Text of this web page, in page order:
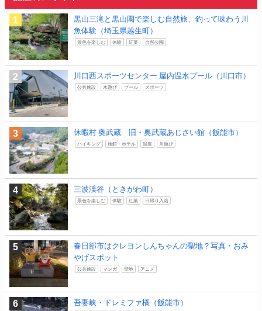
黒山三滝と黒山園で楽しむ自然旅、釣って味わう川
魚体験（埼玉県越生町）
景色を楽しむ 体験 紅葉 自然公園
川口西スポーツセンター 屋内温水プール（川口市）
公共施設 水遊び プール スポーツ
休暇村 奥武蔵 旧・奥武蔵あじさい館（飯能市）
ハイキング 旅館・ホテル 温泉 川遊び
三波渓谷（ときがわ町）
景色を楽しむ 体験 紅葉 日帰り入浴
春日部市はクレヨンしんちゃんの聖地？写真・おみ
やげスポット
公共施設 マンガ 聖地 アニメ
吾妻峡・ドレミファ橋（飯能市）